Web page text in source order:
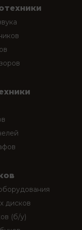
дисков
(б/у)